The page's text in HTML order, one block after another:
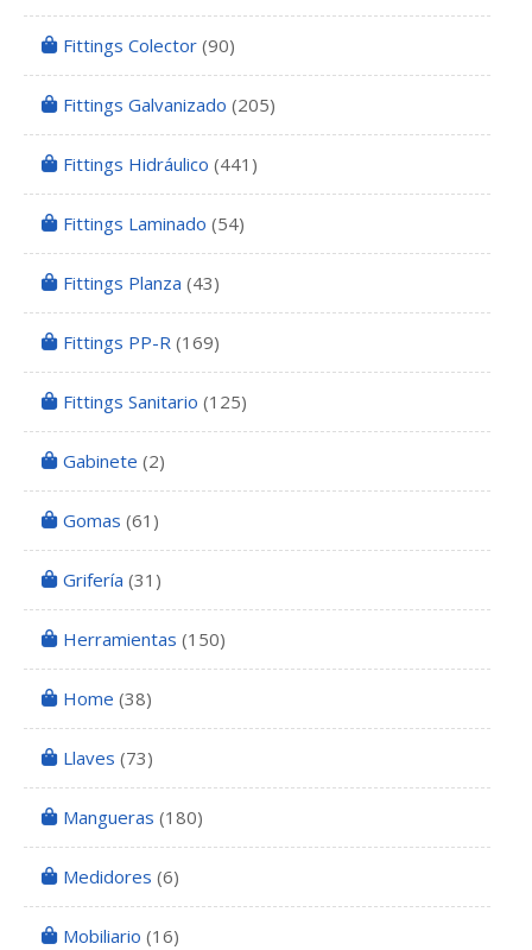
Fittings Colector (90)
Fittings Galvanizado (205)
Fittings Hidráulico (441)
Fittings Laminado (54)
Fittings Planza (43)
Fittings PP-R (169)
Fittings Sanitario (125)
Gabinete (2)
Gomas (61)
Grifería (31)
Herramientas (150)
Home (38)
Llaves (73)
Mangueras (180)
Medidores (6)
Mobiliario (16)